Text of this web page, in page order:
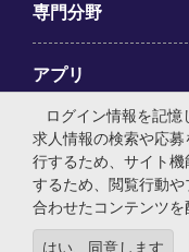
専門分野
アプリ
Employer Centre
ログイン情報を記憶
求人情報の検索や応
行するため、サイト
するため、閲覧行動
合わせたコンテンツ
はい、同意します